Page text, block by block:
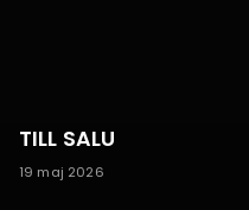
TILL SALU
19 maj 2026